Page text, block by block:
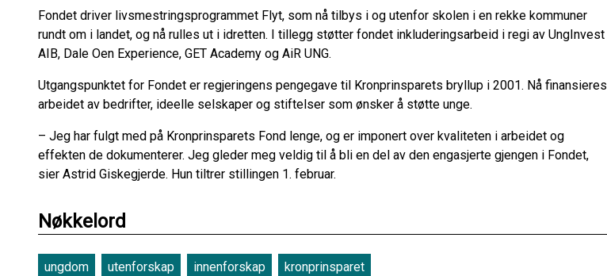
Fondet driver livsmestringsprogrammet Flyt, som nå tilbys i og utenfor skolen i en rekke kommuner
rundt om i landet, og nå rulles ut i idretten. I tillegg støtter fondet inkluderingsarbeid i regi av UngInvest
AIB, Dale Oen Experience, GET Academy og AiR UNG.
Utgangspunktet for Fondet er regjeringens pengegave til Kronprinsparets bryllup i 2001. Nå finansieres
arbeidet av bedrifter, ideelle selskaper og stiftelser som ønsker å støtte unge.
– Jeg har fulgt med på Kronprinsparets Fond lenge, og er imponert over kvaliteten i arbeidet og
effekten de dokumenterer. Jeg gleder meg veldig til å bli en del av den engasjerte gjengen i Fondet,
sier Astrid Giskegjerde. Hun tiltrer stillingen 1. februar.
Nøkkelord
ungdom utenforskap innenforskap kronprinsparet